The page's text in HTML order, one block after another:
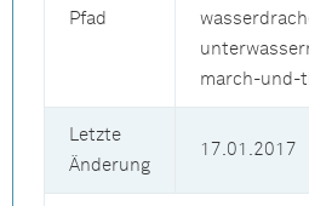
Pfad
march-und-
Letzte
Änderung
17.01.2017